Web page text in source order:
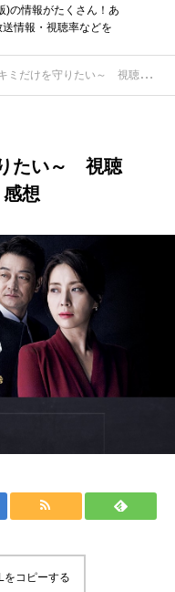
)の情報がたくさん！あ
情報・視聴率などを
守りたい～ 視聴率 あらすじ キャスト 感想
たい～ 視聴
想
をコピーする